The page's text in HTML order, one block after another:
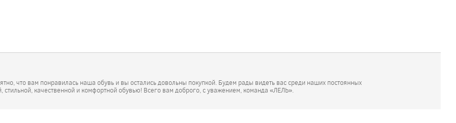
что вам понравилась наша обувь и вы остались довольны покупкой. Будем рады видеть вас среди наших постоянных
стильной, качественной и комфортной обувью! Всего вам доброго, с уважением, команда «ЛЕЛЬ».